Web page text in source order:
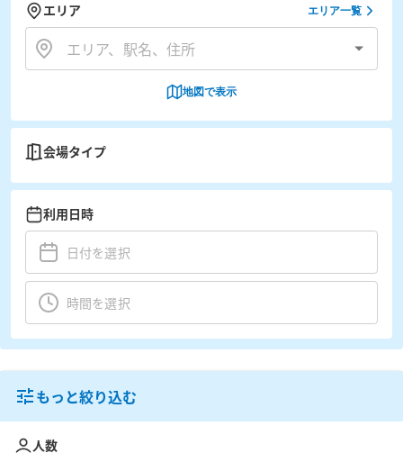
エリア エリア一覧
地図で表示
会場タイプ
利用日時
もっと絞り込む
人数